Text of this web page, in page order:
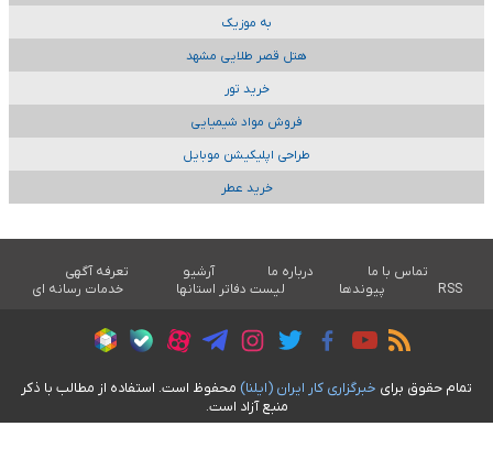
به موزیک
هتل قصر طلایی مشهد
خرید تور
فروش مواد شیمیایی
طراحی اپلیکیشن موبایل
خرید عطر
تماس با ما درباره ما آرشیو
تعرفه آگهی
RSS
پیوندها لیست دفاتر استانها خدمات رسانه ای
تمام حقوق برای خبرگزاری کار ايران (ايلنا) محفوظ است. استفاده از مطالب با ذکر
منبع آزاد است.